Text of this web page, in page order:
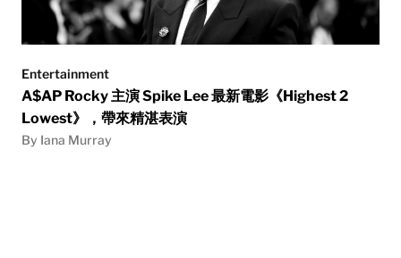
Entertainment
A$AP Rocky 主演 Spike Lee 最新電影《Highest 2
Lowest》，帶來精湛表演
By Iana Murray